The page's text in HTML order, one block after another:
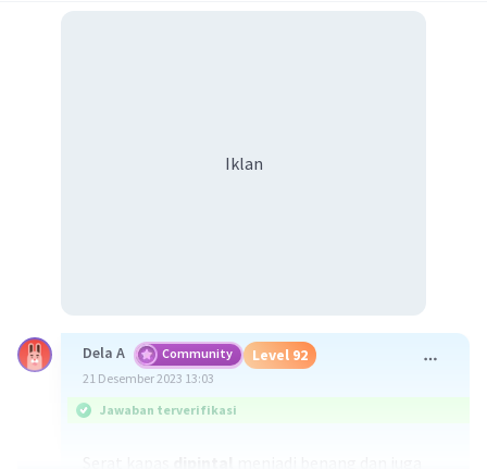
Iklan
Dela A Community Level 92
21 Desember 2023 13:03
Jawaban terverifikasi